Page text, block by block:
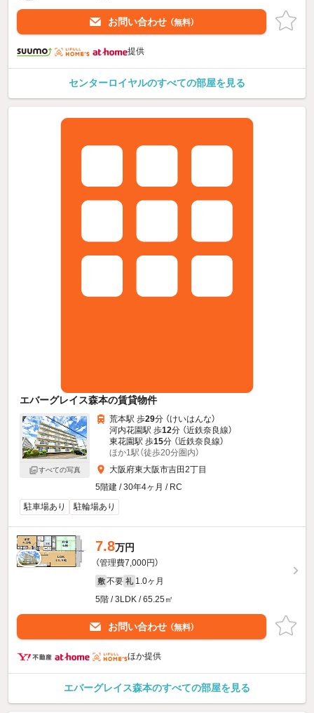
お問い合わせ （無料）
提供
センターロイヤルのすべての部屋を見る
エバーグレイス森本の賃貸物件
すべての写真
荒本駅 歩29分 （けいはんな）
河内花園駅 歩12分 （近鉄奈良線）
東花園駅 歩15分 （近鉄奈良線）
ほか1駅（徒歩20分圏内）
大阪府東大阪市吉田2丁目
5階建 / 30年4ヶ月 / RC
駐車場あり
駐輪場あり
7.8万円
（管理費7,000円）
敷 不要 礼 1.0ヶ月
5階 / 3LDK / 65.25㎡
お問い合わせ （無料）
ほか提供
エバーグレイス森本のすべての部屋を見る